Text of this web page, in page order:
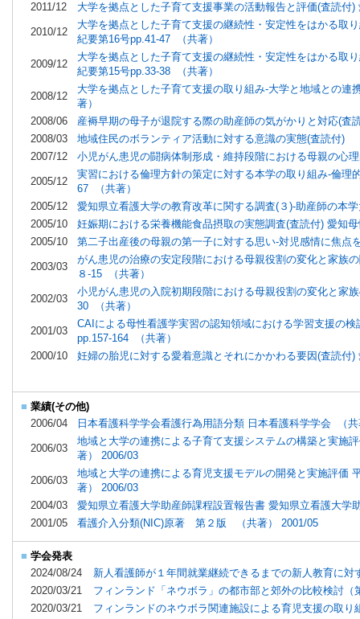
2011/12
大学を拠点とした子育て支援事業の活動報告と評価(査読
2010/12
大学を拠点とした子育て支援の継続性・安定性をはかる取
紀要第16号pp.41-47 （共著）
2009/12
大学を拠点とした子育て支援の継続性・安定性をはかる取
紀要第15号pp.33-38 （共著）
2008/12
大学を拠点とした子育て支援の取り組み‐大学と地域との
著）
2008/06
産褥早期の母子が退院する際の助産師の気がかりと対応(
2008/03
地域住民のボランティア活動に対する意識の実態(査読付)
2007/12
小児がん患児の闘病体制形成・維持段階における母親の心
2005/12
実習における倫理方針の策定に対する本学の取り組み‐倫
67 （共著）
2005/12
愛知県立看護大学の教育改革に関する調査(３)‐助産師の本
2005/10
妊娠期における栄養機能食品摂取の実態調査(査読付) 愛知
2005/10
第二子出産後の母親の第一子に対する思い‐対児感情に焦
2003/03
がん患児の治療の安定段階における母親役割の変化と家族
８-15 （共著）
2002/03
小児がん患児の入院初期段階における母親役割の変化と家
30 （共著）
2001/03
CAIによる母性看護学実習の認知領域における学習支援の
pp.157-164 （共著）
2000/10
妊婦の胎児に対する愛着意識とそれにかかわる要因(査読
■ 業績(その他)
2006/04
日本看護科学学会看護行為用語分類 日本看護科学学会 （
2006/03
地域と大学の連携による子育て支援システムの構築と実施
著） 2006/03
2006/03
地域と大学の連携による育児支援モデルの開発と実施評価
著） 2006/03
2004/03
愛知県立看護大学助産師課程設置報告書 愛知県立看護大
2001/05
看護介入分類(NIC)原著 第２版 （共著） 2001/05
■ 学会発表
2024/08/24
新人看護師が１年間就業継続できるまでの新人教育に
2020/03/21
フィンランド「ネウボラ」の都市部と郊外の比較検討（
2020/03/21
フィンランドのネウボラ関連施設による育児支援の取